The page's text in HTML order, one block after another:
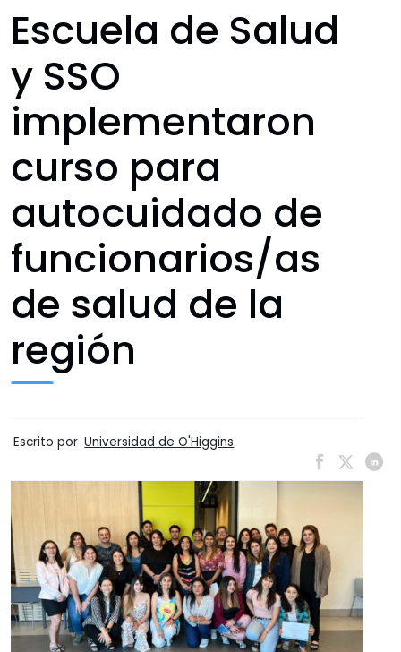
Escuela de Salud
y SSO
implementaron
curso para
autocuidado de
funcionarios/as
de salud de la
región
Escrito por Universidad de O'Higgins